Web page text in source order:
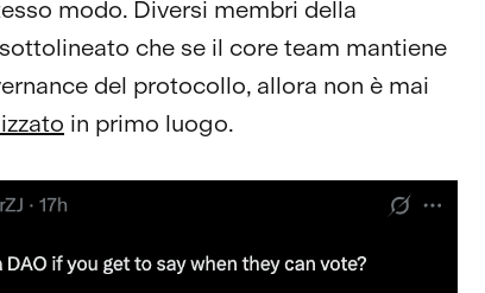
modo. Diversi membri della
che se il core team mantiene
del protocollo, allora non è mai
in primo luogo.